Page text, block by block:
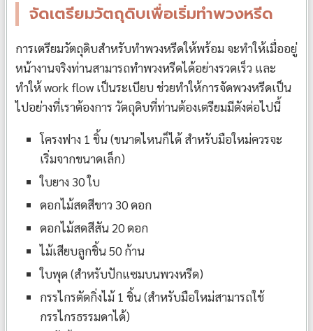
จัดเตรียมวัตถุดิบเพื่อเริ่มทำพวงหรีด
การเตรียมวัตถุดิบสำหรับทำพวงหรีดให้พร้อม จะทำให้เมื่ออยู่
หน้างานจริงท่านสามารถทำพวงหรีดได้อย่างรวดเร็ว และ
ทำให้ work flow เป็นระเบียบ ช่วยทำให้การจัดพวงหรีดเป็น
ไปอย่างที่เราต้องการ วัตถุดิบที่ท่านต้องเตรียมมีดังต่อไปนี้
โครงฟาง 1 ชิ้น (ขนาดไหนก็ได้ สำหรับมือใหม่ควรจะ
เริ่มจากขนาดเล็ก)
ใบยาง 30 ใบ
ดอกไม้สดสีขาว 30 ดอก
ดอกไม้สดสีสัน 20 ดอก
ไม้เสียบลูกชิ้น 50 ก้าน
ใบพุด (สำหรับปักแซมบนพวงหรีด)
กรรไกรตัดกิ่งไม้ 1 ชิ้น (สำหรับมือใหม่สามารถใช้
กรรไกรธรรมดาได้)